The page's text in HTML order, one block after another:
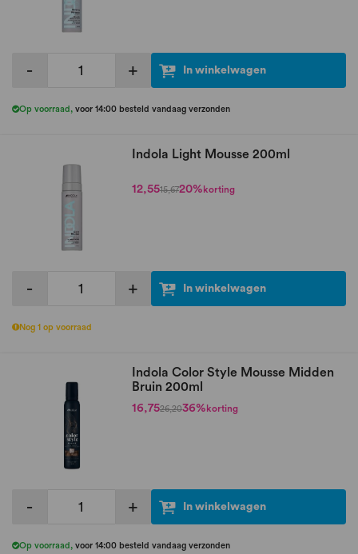
- + In winkelwagen
Op voorraad , voor 14:00 besteld vandaag verzonden
Indola Light Mousse 200ml
12,5515,6720% korting
- + In winkelwagen
Nog 1 op voorraad
Indola Color Style Mousse Midden
Bruin 200ml
16,7526,2036% korting
- + In winkelwagen
Op voorraad , voor 14:00 besteld vandaag verzonden